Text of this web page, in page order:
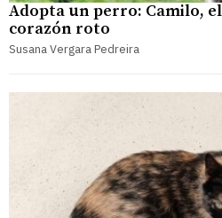
Adopta un perro: Camilo,
corazón roto
Susana Vergara Pedreira